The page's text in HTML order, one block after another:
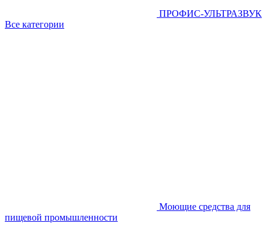
ПРОФИС-УЛЬТРАЗВУК
Все категории
Моющие средства для
пищевой промышленности